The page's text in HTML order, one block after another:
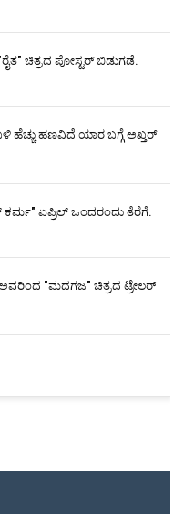
ಚಿತ್ರದ ಪೋಸ್ಟರ್ ಬಿಡುಗಡೆ.
ಹೆಚ್ಚು ಹಣವಿದೆ ಯಾರ ಬಗ್ಗೆ ಅಖ್ತರ್
ಏಪ್ರಿಲ್ ಒಂದರಂದು ತೆರೆಗೆ.
"ಮದಗಜ" ಚಿತ್ರದ ಟ್ರೇಲರ್